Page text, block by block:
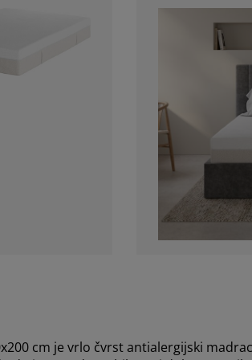
cm je vrlo čvrst antialergijski